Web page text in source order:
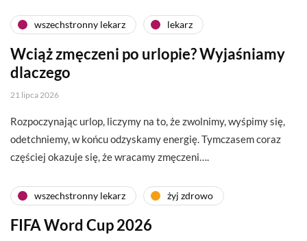
wszechstronny lekarz lekarz
Wciąż zmęczeni po urlopie? Wyjaśniamy
dlaczego
21 lipca 2026
Rozpoczynając urlop, liczymy na to, że zwolnimy, wyśpimy się,
odetchniemy, w końcu odzyskamy energię. Tymczasem coraz
częściej okazuje się, że wracamy zmęczeni….
wszechstronny lekarz żyj zdrowo
FIFA Word Cup 2026